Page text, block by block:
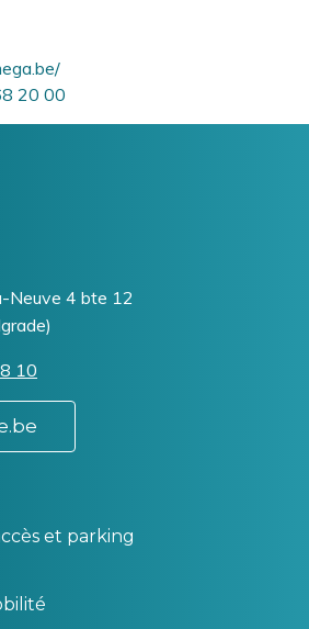
20 00
Neuve 4 bte 12
10
et parking